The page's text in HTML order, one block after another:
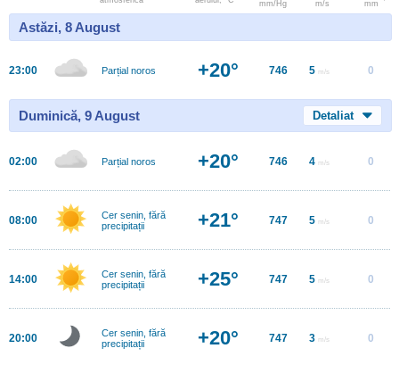
mm/Hg
m/s
mm
Astăzi, 8 August
23:00 Parțial noros +20° 746 5 m/s 0
Duminică, 9 August Detaliat
02:00 Parțial noros +20° 746 4 m/s 0
08:00
Cer senin, fără
precipitații
+21° 747 5 m/s 0
14:00
Cer senin, fără
precipitații
+25° 747 5 m/s 0
20:00
Cer senin, fără
precipitații
+20° 747 3 m/s 0